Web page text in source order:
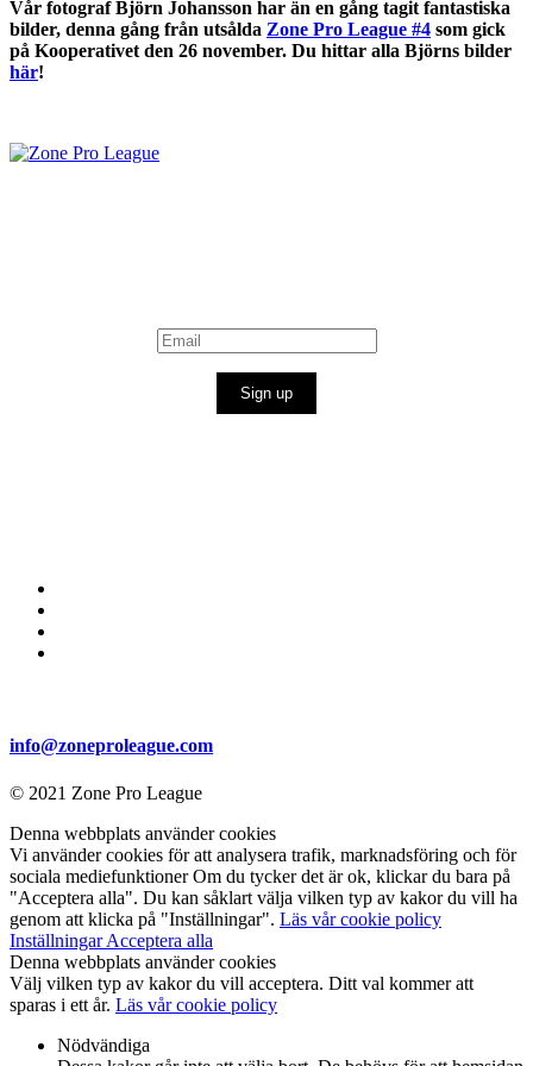
Vår fotograf Björn Johansson har än en gång tagit fantastiska
bilder, denna gång från utsålda Zone Pro League #4 som gick
på Kooperativet den 26 november. Du hittar alla Björns bilder
här!
Sign up
info@zoneproleague.com
© 2021 Zone Pro League
Denna webbplats använder cookies
Vi använder cookies för att analysera trafik, marknadsföring och för
sociala mediefunktioner Om du tycker det är ok, klickar du bara på
"Acceptera alla". Du kan såklart välja vilken typ av kakor du vill ha
genom att klicka på "Inställningar". Läs vår cookie policy
InställningarAcceptera alla
Denna webbplats använder cookies
Välj vilken typ av kakor du vill acceptera. Ditt val kommer att
sparas i ett år. Läs vår cookie policy
Nödvändiga